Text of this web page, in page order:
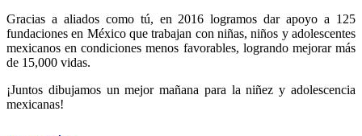
Gracias a aliados como tú, en 2016 logramos dar apoyo a 125
fundaciones en México que trabajan con niñas, niños y adolescentes
mexicanos en condiciones menos favorables, logrando mejorar más
de 15,000 vidas.
¡Juntos dibujamos un mejor mañana para la niñez y adolescencia
mexicanas!